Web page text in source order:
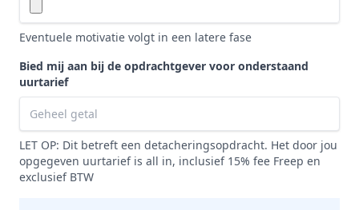
Eventuele motivatie volgt in een latere fase
Bied mij aan bij de opdrachtgever voor onderstaand
uurtarief
LET OP: Dit betreft een detacheringsopdracht. Het door jou
opgegeven uurtarief is all in, inclusief 15% fee Freep en
exclusief BTW